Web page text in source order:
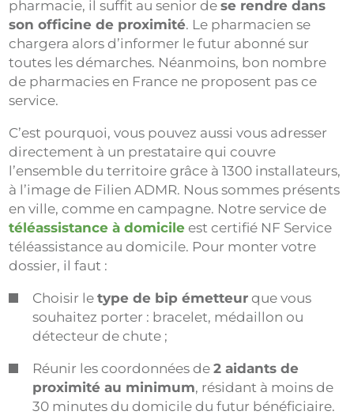
pharmacie, il suffit au senior dese rendre dans
son officine de proximité. Le pharmacien se
chargera alors d’informer le futur abonné sur
toutes les démarches. Néanmoins, bon nombre
de pharmacies en France ne proposent pas ce
service.
C’est pourquoi, vous pouvez aussi vous adresser
directement à un prestataire qui couvre
l’ensemble du territoire grâce à 1300 installateurs,
à l’image de Filien ADMR. Nous sommes présents
en ville, comme en campagne. Notre service de
téléassistance à domicile est certifié NF Service
téléassistance au domicile. Pour monter votre
dossier, il faut :
Choisir letype de bip émetteur que vous
souhaitez porter : bracelet, médaillon ou
détecteur de chute ;
Réunir les coordonnées de2 aidants de
proximité au minimum, résidant à moins de
30 minutes du domicile du futur bénéficiaire.